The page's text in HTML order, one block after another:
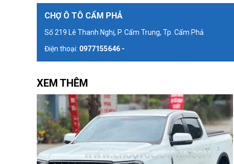
CHỢ Ô TÔ CẨM PHẢ
Số 219 Lê Thanh Nghị, P. Cẩm Trung, Tp. Cẩm Phả
Điện thoại: 0977155646 -
XEM THÊM